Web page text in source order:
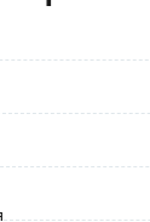
в